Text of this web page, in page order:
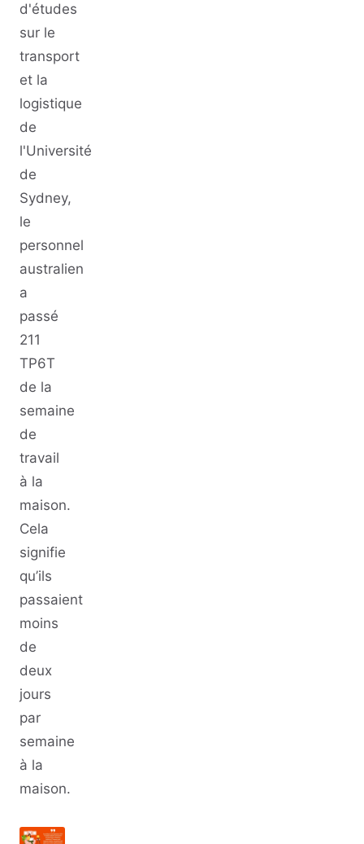
d'études
sur le
transport
et la
logistique
de
l'Université
de
Sydney,
le
personnel
australien
a
passé
211
TP6T
de la
semaine
de
travail
à la
maison.
Cela
signifie
qu’ils
passaient
moins
de
deux
jours
par
semaine
à la
maison.